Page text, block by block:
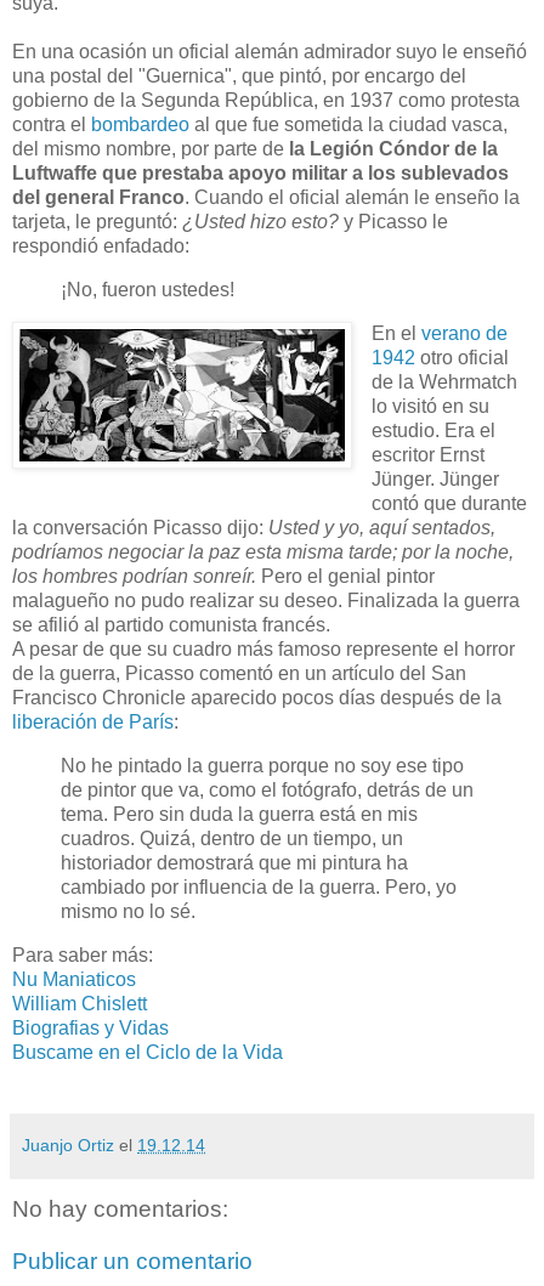
En una ocasión un oficial alemán admirador suyo le enseñó
una postal del "Guernica", que pintó, por encargo del
gobierno de la Segunda República, en 1937 como protesta
contra el bombardeo al que fue sometida la ciudad vasca,
del mismo nombre, por parte de la Legión Cóndor de la
Luftwaffe que prestaba apoyo militar a los sublevados
del general Franco. Cuando el oficial alemán le enseño la
tarjeta, le preguntó: ¿Usted hizo esto? y Picasso le
respondió enfadado:
¡No, fueron ustedes!
En el verano de
1942 otro oficial
de la Wehrmatch
lo visitó en su
estudio. Era el
escritor Ernst
Jünger. Jünger
contó que durante
la conversación Picasso dijo: Usted y yo, aquí sentados,
podríamos negociar la paz esta misma tarde; por la noche,
los hombres podrían sonreír. Pero el genial pintor
malagueño no pudo realizar su deseo. Finalizada la guerra
se afilió al partido comunista francés.
A pesar de que su cuadro más famoso represente el horror
de la guerra, Picasso comentó en un artículo del San
Francisco Chronicle aparecido pocos días después de la
liberación de París:
No he pintado la guerra porque no soy ese tipo
de pintor que va, como el fotógrafo, detrás de un
tema. Pero sin duda la guerra está en mis
cuadros. Quizá, dentro de un tiempo, un
historiador demostrará que mi pintura ha
cambiado por influencia de la guerra. Pero, yo
mismo no lo sé.
Para saber más:
Nu Maniaticos
William Chislett
Biografias y Vidas
Buscame en el Ciclo de la Vida
Juanjo Ortiz el 19.12.14
No hay comentarios:
Publicar un comentario